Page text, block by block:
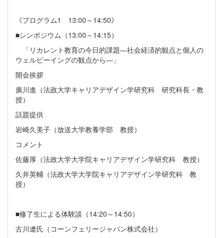
《プログラム1 13:00～14:50》
■シンポジウム（13:00～14:15）
「リカレント教育の今日的課題―社会経済的観点と個人の
ウェルビーイングの観点から―」
開会挨拶
廣川進（法政大学キャリアデザイン学研究科 研究科長・教
授）
話題提供
岩崎久美子（放送大学教養学部 教授）
コメント
佐藤厚（法政大学大学院キャリアデザイン学研究科 教授）
久井英輔（法政大学大学院キャリアデザイン学研究科 教
授）
■修了生による体験談（14:20～14:50）
古川遼氏（コーンフェリージャパン株式会社）